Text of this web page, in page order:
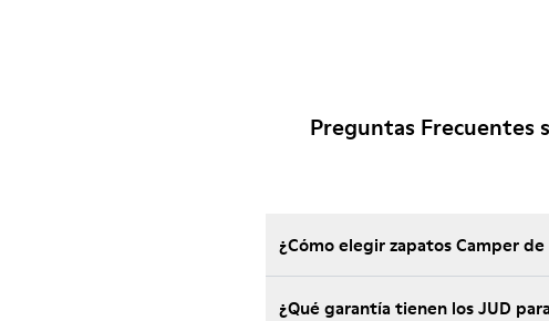
Preguntas Frecuentes
¿Cómo elegir zapatos Camper
¿Qué garantía tienen los JUD